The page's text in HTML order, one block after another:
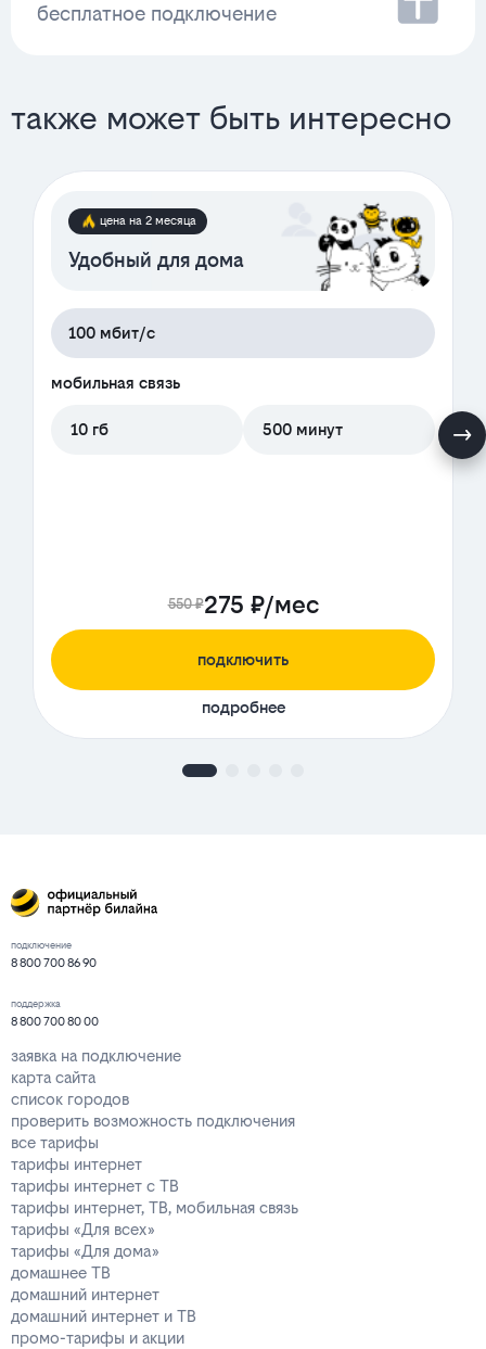
бесплатное подключение
также может быть интересно
цена на 2 месяца
Удобный для дома
100 мбит/с
мобильная связь
10 гб 500 минут
550 ₽275 ₽/мес
подключить
подробнее
подключение
8 800 700 86 90
поддержка
8 800 700 80 00
заявка на подключение
карта сайта
список городов
проверить возможность подключения
все тарифы
тарифы интернет
тарифы интернет с ТВ
тарифы интернет, ТВ, мобильная связь
тарифы «Для всех»
тарифы «Для дома»
домашнее ТВ
домашний интернет
домашний интернет и ТВ
промо-тарифы и акции